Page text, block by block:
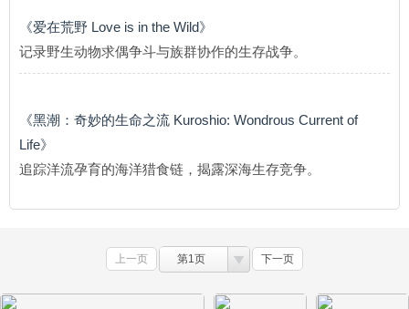
《爱在荒野 Love is in the Wild》
记录野生动物求偶争斗与族群协作的生存战争。
《黑潮：奇妙的生命之流 Kuroshio: Wondrous Current of
Life》
追踪洋流孕育的海洋猎食链，揭露深海生存竞争。
上一页 第1页 下一页